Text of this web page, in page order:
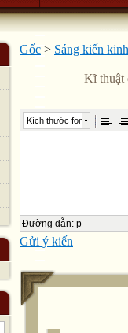
Gốc > Sáng kiến
Kĩ thuật
Kích thước font
Đường dẫn: p
Gửi ý kiến